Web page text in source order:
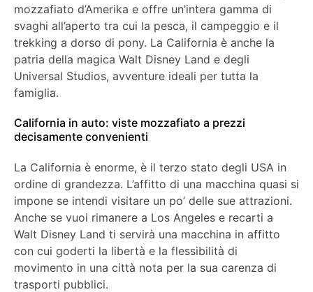
mozzafiato d’Amerika e offre un’intera gamma di
svaghi all’aperto tra cui la pesca, il campeggio e il
trekking a dorso di pony. La California è anche la
patria della magica Walt Disney Land e degli
Universal Studios, avventure ideali per tutta la
famiglia.
California in auto: viste mozzafiato a prezzi
decisamente convenienti
La California è enorme, è il terzo stato degli USA in
ordine di grandezza. L’affitto di una macchina quasi si
impone se intendi visitare un po’ delle sue attrazioni.
Anche se vuoi rimanere a Los Angeles e recarti a
Walt Disney Land ti servirà una macchina in affitto
con cui goderti la libertà e la flessibilità di
movimento in una città nota per la sua carenza di
trasporti pubblici.